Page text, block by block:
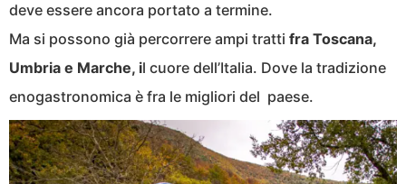
deve essere ancora portato a termine.
Ma si possono già percorrere ampi tratti fra Toscana,
Umbria e Marche, il cuore dell’Italia. Dove la tradizione
enogastronomica è fra le migliori del paese.